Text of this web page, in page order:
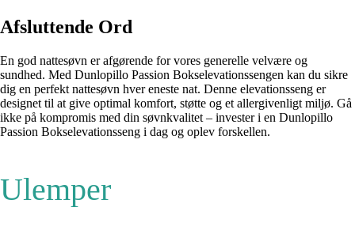
Afsluttende Ord
En god nattesøvn er afgørende for vores generelle velvære og
sundhed. Med Dunlopillo Passion Bokselevationssengen kan du sikre
dig en perfekt nattesøvn hver eneste nat. Denne elevationsseng er
designet til at give optimal komfort, støtte og et allergivenligt miljø. Gå
ikke på kompromis med din søvnkvalitet – invester i en Dunlopillo
Passion Bokselevationsseng i dag og oplev forskellen.
Ulemper